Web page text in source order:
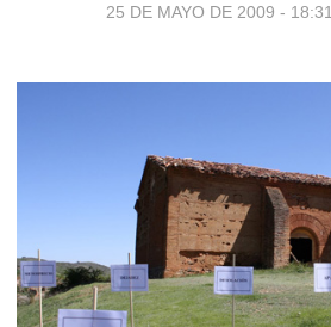
25 DE MAYO DE 2009 - 18:31